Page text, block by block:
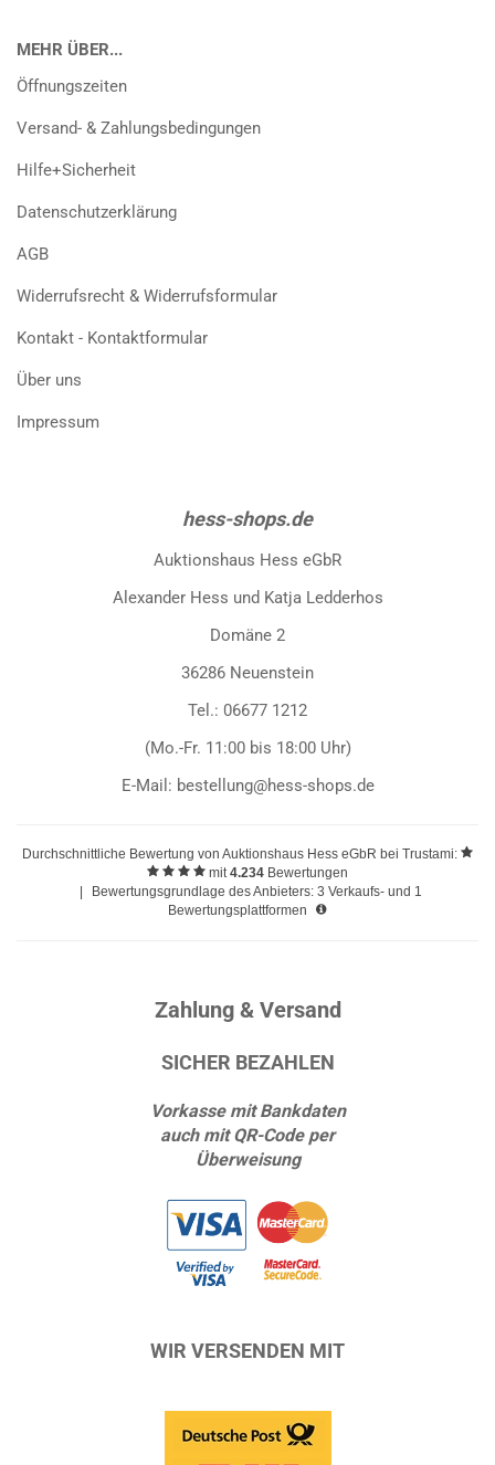
MEHR ÜBER...
Öffnungszeiten
Versand- & Zahlungsbedingungen
Hilfe+Sicherheit
Datenschutzerklärung
AGB
Widerrufsrecht & Widerrufsformular
Kontakt - Kontaktformular
Über uns
Impressum
hess-shops.de
Auktionshaus Hess eGbR
Alexander Hess und Katja Ledderhos
Domäne 2
36286 Neuenstein
Tel.: 06677 1212
(Mo.-Fr. 11:00 bis 18:00 Uhr)
E-Mail: bestellung@hess-shops.de
Durchschnittliche Bewertung von Auktionshaus Hess eGbR bei Trustami:
mit4.234 Bewertungen
Bewertungsgrundlage des Anbieters: 3 Verkaufs- und 1
Bewertungsplattformen
Zahlung & Versand
SICHER BEZAHLEN
Vorkasse mit Bankdaten
auch mit QR-Code per
Überweisung
WIR VERSENDEN MIT